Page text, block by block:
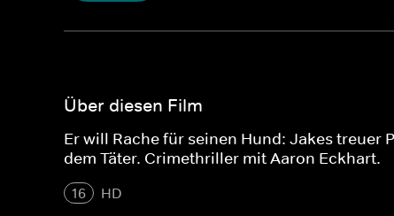
Über diesen Film
Er will Rache für seinen Hund: Jakes treuer
dem Täter. Crimethriller mit Aaron Eckhart.
16
HD